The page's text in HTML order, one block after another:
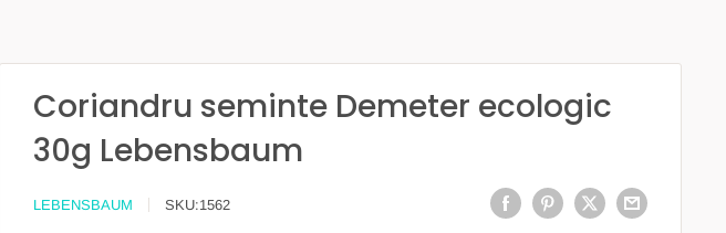
Coriandru seminte Demeter ecologic
30g Lebensbaum
LEBENSBAUM SKU:1562